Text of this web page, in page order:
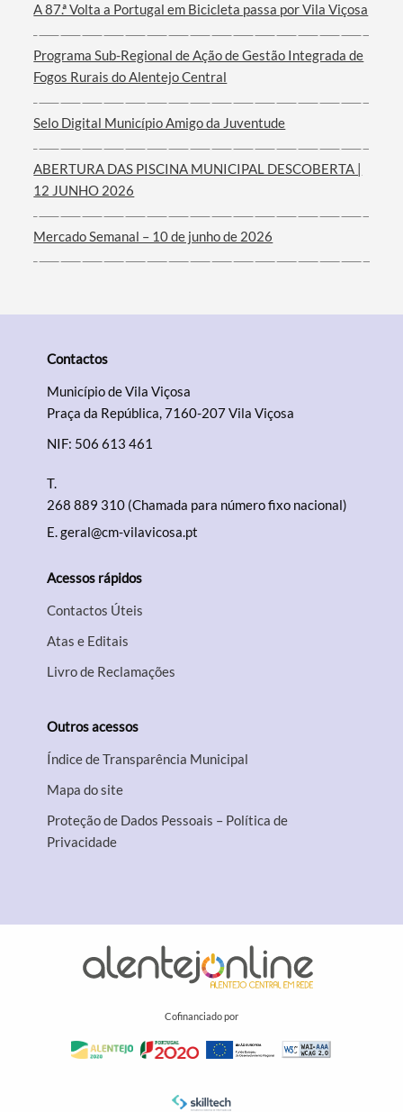
Categorias gerais
Filtros
A 87.ª Volta a Portugal em Bicicleta passa por Vila Viçosa
Programa Sub-Regional de Ação de Gestão Integrada de
Fogos Rurais do Alentejo Central
Selo Digital Município Amigo da Juventude
ABERTURA DAS PISCINA MUNICIPAL DESCOBERTA |
12 JUNHO 2026
Mercado Semanal – 10 de junho de 2026
Contactos
Município de Vila Viçosa
Praça da República, 7160-207 Vila Viçosa
NIF: 506 613 461
T.
268 889 310 (Chamada para número fixo nacional)
E.geral@cm-vilavicosa.pt
Acessos rápidos
Contactos Úteis
Atas e Editais
Livro de Reclamações
Outros acessos
Índice de Transparência Municipal
Mapa do site
Proteção de Dados Pessoais – Política de
Privacidade
Cofinanciado por